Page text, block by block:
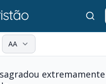
AA
extremamente